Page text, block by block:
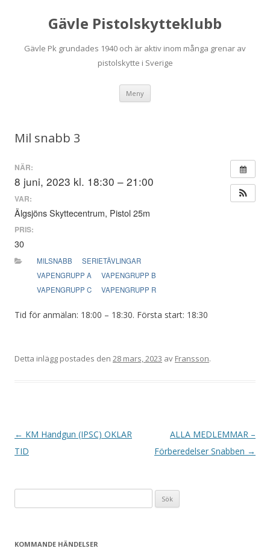
Gävle Pistolskytteklubb
Gävle Pk grundades 1940 och är aktiv inom många grenar av
pistolskytte i Sverige
Meny
Mil snabb 3
NÄR:
8 juni, 2023 kl. 18:30 – 21:00
VAR:
Älgsjöns Skyttecentrum, Pistol 25m
PRIS:
30
MILSNABB
SERIETÄVLINGAR
VAPENGRUPP A
VAPENGRUPP B
VAPENGRUPP C
VAPENGRUPP R
Tid för anmälan: 18:00 – 18:30. Första start: 18:30
Detta inlägg postades den 28 mars, 2023 av Fransson.
I
n
← KM Handgun (IPSC) OKLAR
TID
ALLA MEDLEMMAR –
Förberedelser Snabben →
efter:
KOMMANDE HÄNDELSER